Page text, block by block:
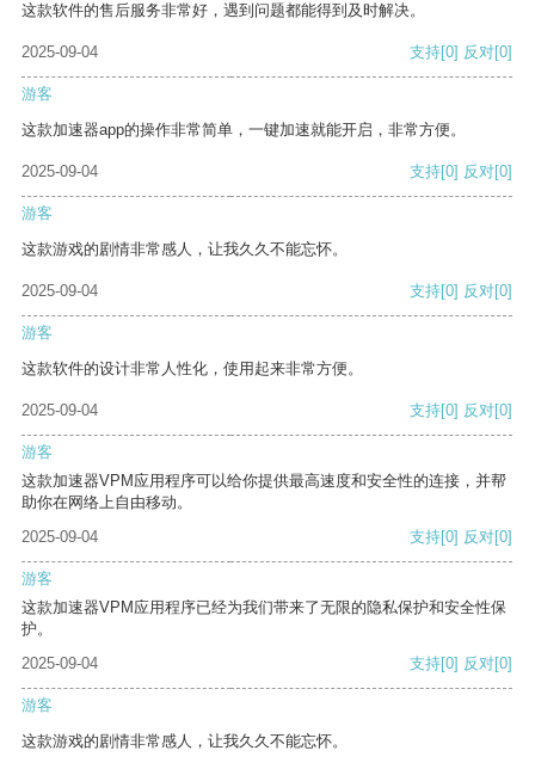
这款软件的售后服务非常好，遇到问题都能得到及时解决。
2025-09-04 支持[0] 反对[0]
游客
这款加速器app的操作非常简单，一键加速就能开启，非常方便。
2025-09-04 支持[0] 反对[0]
游客
这款游戏的剧情非常感人，让我久久不能忘怀。
2025-09-04 支持[0] 反对[0]
游客
这款软件的设计非常人性化，使用起来非常方便。
2025-09-04 支持[0] 反对[0]
游客
这款加速器VPM应用程序可以给你提供最高速度和安全性的连接，并帮
助你在网络上自由移动。
2025-09-04
支持[0] 反对[0]
游客
这款加速器VPM应用程序已经为我们带来了无限的隐私保护和安全性保
护。
2025-09-04
支持[0] 反对[0]
游客
这款游戏的剧情非常感人，让我久久不能忘怀。